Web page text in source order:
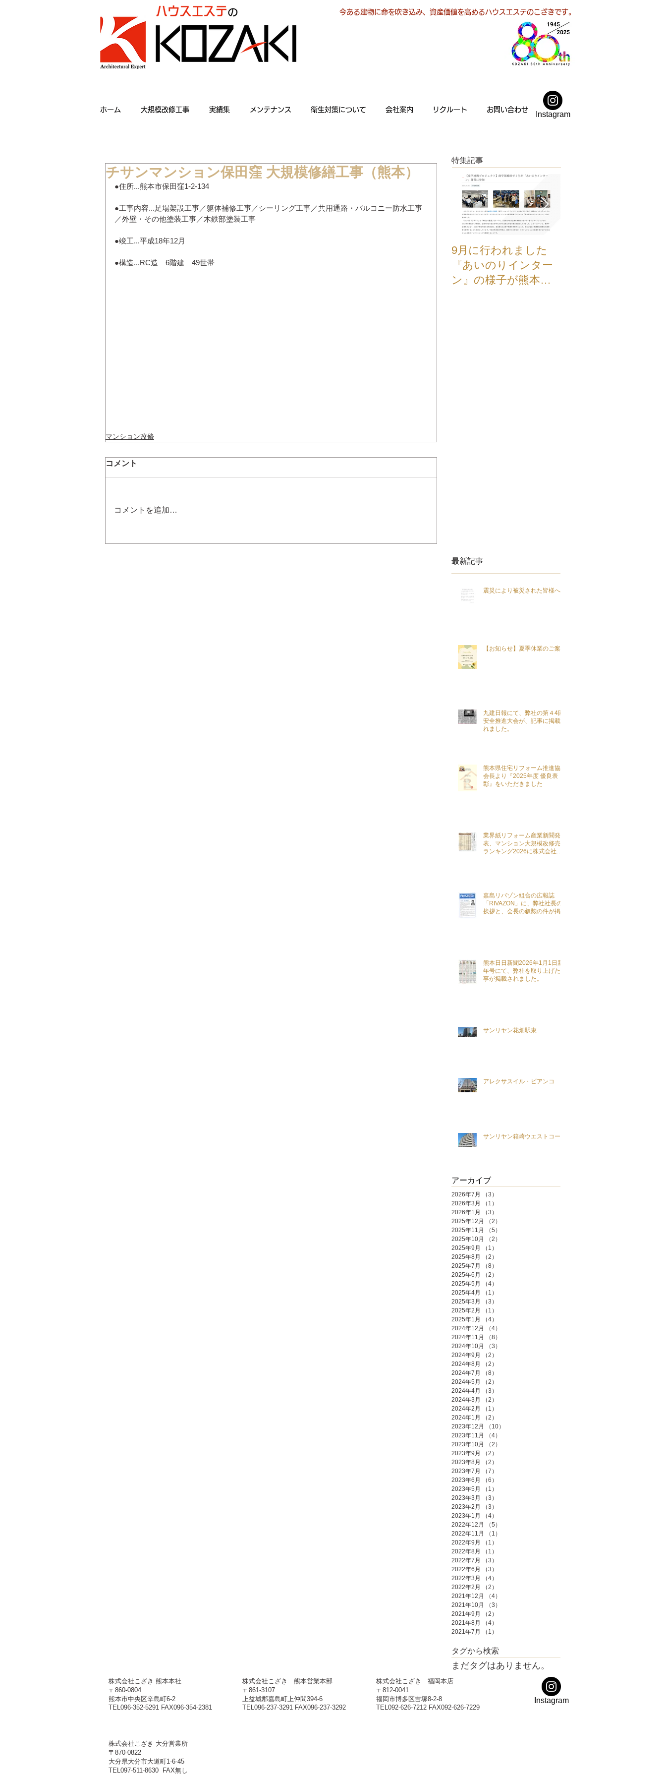
今ある建物に命を吹き込み、資産価値を高めるハウスエステのこざきです。
ホーム 大規模改修工事 実績集 メンテナンス 衛生対策について 会社案内 リクルート お問い合わせ
Instagram
チサンマンション保田窪 大規模修繕工事（熊本）
●住所...熊本市保田窪1-2-134
●工事内容...足場架設工事／躯体補修工事／シーリング工事／共用通路・バルコニー防水工事
／外壁・その他塗装工事／木鉄部塗装工事
●竣工...平成18年12月
●構造...RC造　6階建　49世帯
マンション改修
コメント
コメントを追加…
特集記事
9月に行われました
『あいのりインター
ン』の様子が熊本学
最新記事
震災により被災された皆様へ
【お知らせ】夏季休業のご案内
九建日報にて、弊社の第４4回
安全推進大会が、記事に掲載さ
れました。
熊本県住宅リフォーム推進協議
会長より『2025年度 優良表
彰』をいただきました
業界紙リフォーム産業新聞発
表、マンション大規模改修売上
ランキング2026に株式会社こ
嘉島リバゾン組合の広報誌
「RIVAZON」に、弊社社長の
挨拶と、会長の叙勲の件が掲載
熊本日日新聞2026年1月1日新
年号にて、弊社を取り上げた記
事が掲載されました。
サンリヤン花畑駅東
アレクサスイル・ビアンコ
サンリヤン箱崎ウエストコート
アーカイブ
2026年7月 （3）
2026年3月
（1）
2026年1月
（3）
2025年12月
（2）
2025年11月
（5）
2025年10月
（2）
2025年9月
（1）
2025年8月
（2）
2025年7月
（8）
2025年6月
（2）
2025年5月
（4）
2025年4月
（1）
2025年3月
（3）
2025年2月
（1）
2025年1月
（4）
2024年12月
（4）
2024年11月
（8）
2024年10月
（3）
2024年9月
（2）
2024年8月
（2）
2024年7月
（8）
2024年5月
（2）
2024年4月
（3）
2024年3月
（2）
2024年2月
（1）
2024年1月
（2）
2023年12月
（10）
2023年11月
（4）
2023年10月
（2）
2023年9月
（2）
2023年8月
（2）
2023年7月
（7）
2023年6月
（6）
2023年5月
（1）
2023年3月
（3）
2023年2月
（3）
2023年1月
（4）
2022年12月
（5）
2022年11月
（1）
2022年9月
（1）
2022年8月
（1）
2022年7月
（3）
2022年6月
（3）
2022年3月
（4）
2022年2月
（2）
2021年12月
（4）
2021年10月
（3）
2021年9月
（2）
2021年8月
（4）
2021年7月
（1）
タグから検索
まだタグはありません。
株式会社こざき 熊本本社
〒860-0804
熊本市中央区辛島町6-2
TEL096-352-5291 FAX096-354-2381
株式会社こざき 熊本営業本部
〒861-3107
上益城郡嘉島町上仲間394-6
TEL096-237-3291 FAX096-237-3292
株式会社こざき 福岡本店
〒812-0041
福岡市博多区吉塚8-2-8
TEL092-626-7212 FAX092-626-7229
Instagram
株式会社こざき 大分営業所
〒870-0822
大分県大分市大道町1-6-45
TEL097-511-8630 FAX無し